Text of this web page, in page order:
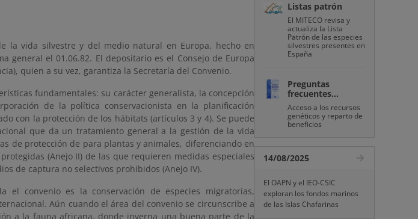
la vida silvestre y del medio natural en Europa, hecho en
general el 01.06.82. El depositario es el Consejo de Europa
quien a su vez, garantiza la Secretaría del Convenio.
fundamentales: su carácter generalista, la concepción
de la política conservacionista en la planificación
con la protección de los hábitats (artículos 3 y 4). Se puede
que da un tratamiento general a la gestión de la vida
de protección de para plantas y animales, diferenciando en
(Anejo II) de las que requieren medidas especiales
de captura no selectivos prohibidos (Anejo IV).
el convenio es la conservación de especies migratorias,
Aún cuando el área del convenio se circunscribe a
a la fauna africana, donde inverna una buena parte de la
Listas patrón
El MITECO revisa y
actualiza la Lista
Patrón de las especies
silvestres presentes en
España
Preguntas
frecuentes...
Acceso a los recursos
genéticos y reparto de
beneficios
14/08/2025
El OAPN y el IEO-CSIC
exploran los fondos marinos
de las Islas Chafarinas